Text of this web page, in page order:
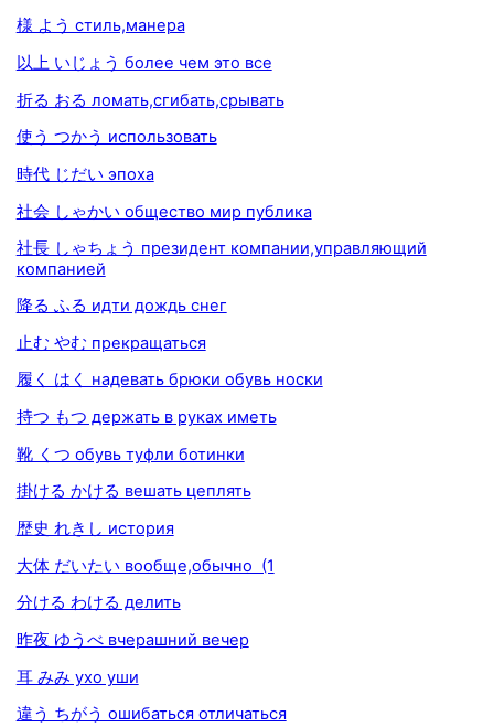
様 よう стиль,манера
以上 いじょう более чем это все
折る おる ломать,сгибать,срывать
使う つかう использовать
時代 じだい эпоха
社会 しゃかい общество мир публика
社長 しゃちょう президент компании,управляющий
компанией
降る ふる идти дождь снег
止む やむ прекращаться
履く はく надевать брюки обувь носки
持つ もつ держать в руках иметь
靴 くつ обувь туфли ботинки
掛ける かける вешать цеплять
歴史 れきし история
大体 だいたい вообще,обычно (1
分ける わける делить
昨夜 ゆうべ вчерашний вечер
耳 みみ ухо уши
違う ちがう ошибаться отличаться